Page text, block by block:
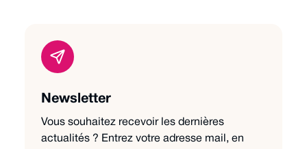
Newsletter
Vous souhaitez recevoir les dernières
actualités ? Entrez votre adresse mail, en